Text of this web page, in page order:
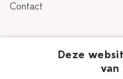
Contact
Deze
van